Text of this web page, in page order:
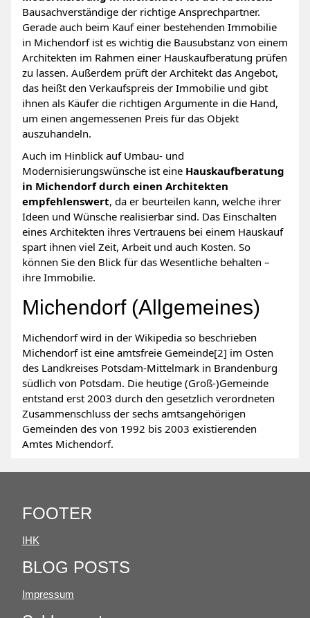
Bausachverständige der richtige Ansprechpartner.
Gerade auch beim Kauf einer bestehenden Immobilie
in Michendorf ist es wichtig die Bausubstanz von einem
Architekten im Rahmen einer Hauskaufberatung prüfen
zu lassen. Außerdem prüft der Architekt das Angebot,
das heißt den Verkaufspreis der Immobilie und gibt
ihnen als Käufer die richtigen Argumente in die Hand,
um einen angemessenen Preis für das Objekt
auszuhandeln.
Auch im Hinblick auf Umbau- und
Modernisierungswünsche ist eine Hauskaufberatung
in Michendorf durch einen Architekten
empfehlenswert, da er beurteilen kann, welche ihrer
Ideen und Wünsche realisierbar sind. Das Einschalten
eines Architekten ihres Vertrauens bei einem Hauskauf
spart ihnen viel Zeit, Arbeit und auch Kosten. So
können Sie den Blick für das Wesentliche behalten –
ihre Immobilie.
Michendorf (Allgemeines)
Michendorf wird in der Wikipedia so beschrieben
Michendorf ist eine amtsfreie Gemeinde[2] im Osten
des Landkreises Potsdam-Mittelmark in Brandenburg
südlich von Potsdam. Die heutige (Groß-)Gemeinde
entstand erst 2003 durch den gesetzlich verordneten
Zusammenschluss der sechs amtsangehörigen
Gemeinden des von 1992 bis 2003 existierenden
Amtes Michendorf.
FOOTER
IHK
BLOG POSTS
Impressum